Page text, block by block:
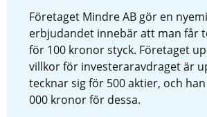
Företaget Mindre AB gör en
erbjudandet innebär att man får
för 100 kronor styck. Företaget
villkor för investeraravdraget är
tecknar sig för 500 aktier, och han
000 kronor för dessa.